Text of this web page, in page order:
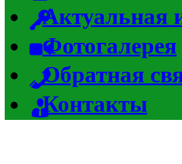
Актуальная
Фотогалерея
Обратная
Контакты